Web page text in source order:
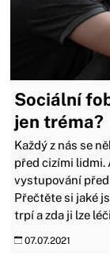
Sociální
jen tréma?
Každý z nás se
před cizími lidmi.
vystupování
Přečtěte si jaké
trpí a zda ji lze
07.07.2021